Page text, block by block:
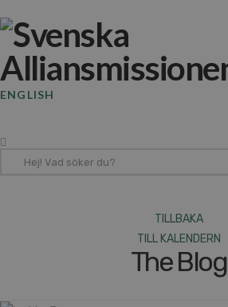
ENGLISH
TILLBAKA
TILL KALENDERN
The Blog